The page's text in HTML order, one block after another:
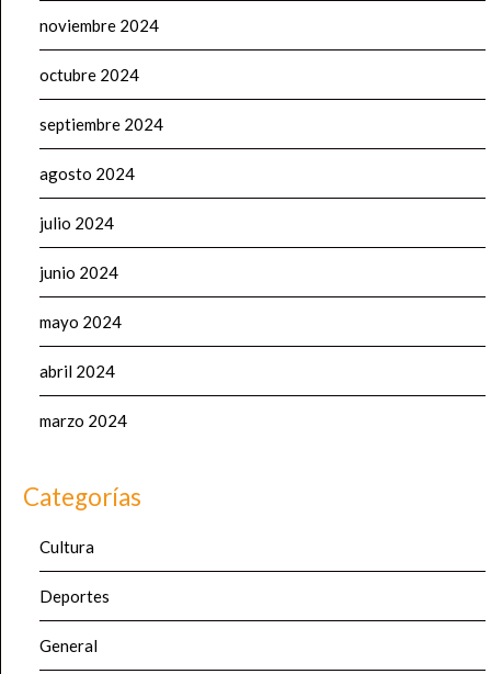
noviembre 2024
octubre 2024
septiembre 2024
agosto 2024
julio 2024
junio 2024
mayo 2024
abril 2024
marzo 2024
Categorías
Cultura
Deportes
General